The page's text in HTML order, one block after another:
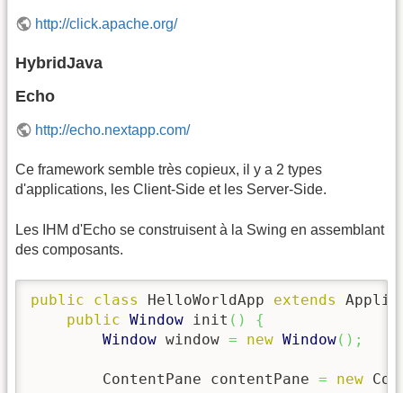
http://click.apache.org/
HybridJava
Echo
http://echo.nextapp.com/
Ce framework semble très copieux, il y a 2 types
d'applications, les Client-Side et les Server-Side.
Les IHM d'Echo se construisent à la Swing en assemblant
des composants.
public class HelloWorldApp extends
public Window init ( )
{
Window window = new Window( ) ;
        ContentPane contentPane
= new